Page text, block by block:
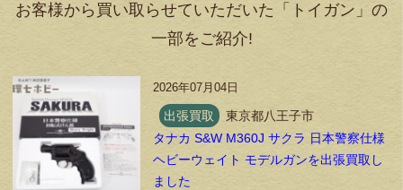
お客様から買い取らせていただいた「トイガン」の
一部をご紹介!
2026年07月04日
出張買取
東京都八王子市
タナカ S&W M360J サクラ 日本警察仕様
ヘビーウェイト モデルガンを出張買取し
ました